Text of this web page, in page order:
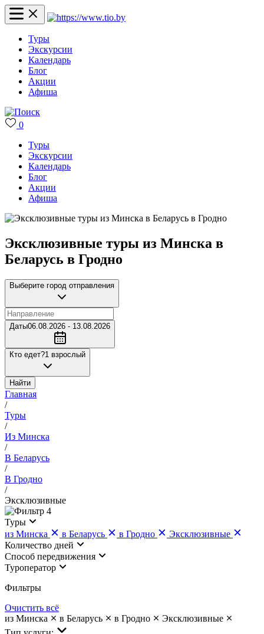
Туры
Экскурсии
Календарь
Блог
Акции
Афиша
0
Туры
Экскурсии
Календарь
Блог
Акции
Афиша
Эксклюзивные туры из Минска в
Беларусь в Гродно
Выберите город отправления
Даты06.08.2026 - 13.08.2026
Кто едет?1 взрослый
Найти
Главная
/
Туры
/
Из Минска
/
В Беларусь
/
В Гродно
/
Эксклюзивные
4
Туры
из Минска
в Беларусь в Гродно
Эксклюзивные
Количество дней
Cпособ передвижения
Туроператор
Фильтры
Очистить всё
из Минска
в Беларусь в Гродно
Эксклюзивные